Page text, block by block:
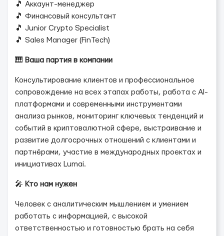
🎵 Аккаунт-менеджер
🎵 Финансовый консультант
🎵 Junior Crypto Specialist
🎵 Sales Manager (FinTech)
🎹 Ваша партия в компании
Консультирование клиентов и профессиональное
сопровождение на всех этапах работы, работа с AI-
платформами и современными инструментами
анализа рынков, мониторинг ключевых тенденций и
событий в криптовалютной сфере, выстраивание и
развитие долгосрочных отношений с клиентами и
партнёрами, участие в международных проектах и
инициативах Lumai.
🎤 Кто нам нужен
Человек с аналитическим мышлением и умением
работать с информацией, с высокой
ответственностью и готовностью брать на себя